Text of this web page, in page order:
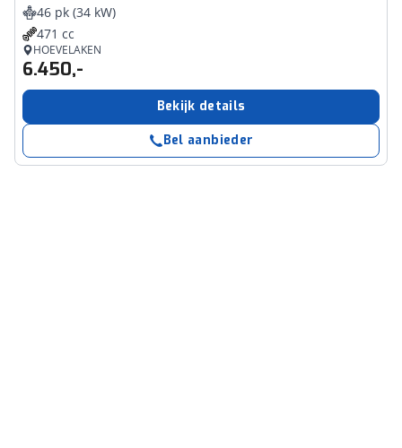
46 pk (34 kW)
471 cc
HOEVELAKEN
6.450,-
Bekijk details
Bel aanbieder